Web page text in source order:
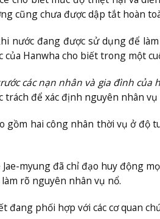
cũng chưa được dập tắt hoàn
nước đang được sử dụng để
Hanwha cho biết trong một
các nạn nhân và gia đình của
trách để xác định nguyên nhân vụ
gồm hai công nhân thời vụ ở độ
myung đã chỉ đạo huy động
rõ nguyên nhân vụ nổ.
đang phối hợp với các cơ quan